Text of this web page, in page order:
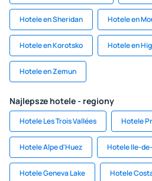
Hotele en Sheridan Hotele en
Hotele en Korotsko Hotele en
Hotele en Zemun
Najlepsze hotele - regiony
Hotele Les Trois Vallées Hotele
Hotele Alpe d'Huez Hotele Ile-
Hotele Geneva Lake Hotele